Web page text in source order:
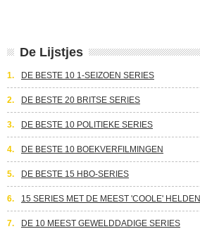
De Lijstjes
1. DE BESTE 10 1-SEIZOEN SERIES
2. DE BESTE 20 BRITSE SERIES
3. DE BESTE 10 POLITIEKE SERIES
4. DE BESTE 10 BOEKVERFILMINGEN
5. DE BESTE 15 HBO-SERIES
6. 15 SERIES MET DE MEEST 'COOLE' HELDEN
7. DE 10 MEEST GEWELDDADIGE SERIES